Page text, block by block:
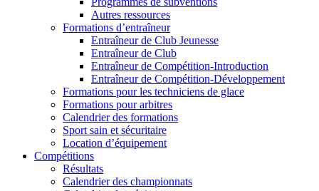
Autres ressources
Formations d’entraîneur
Entraîneur de Club Jeunesse
Entraîneur de Club
Entraîneur de Compétition-Introduction
Entraîneur de Compétition-Développement
Formations pour les techniciens de glace
Formations pour arbitres
Calendrier des formations
Sport sain et sécuritaire
Location d’équipement
Compétitions
Résultats
Calendrier des championnats